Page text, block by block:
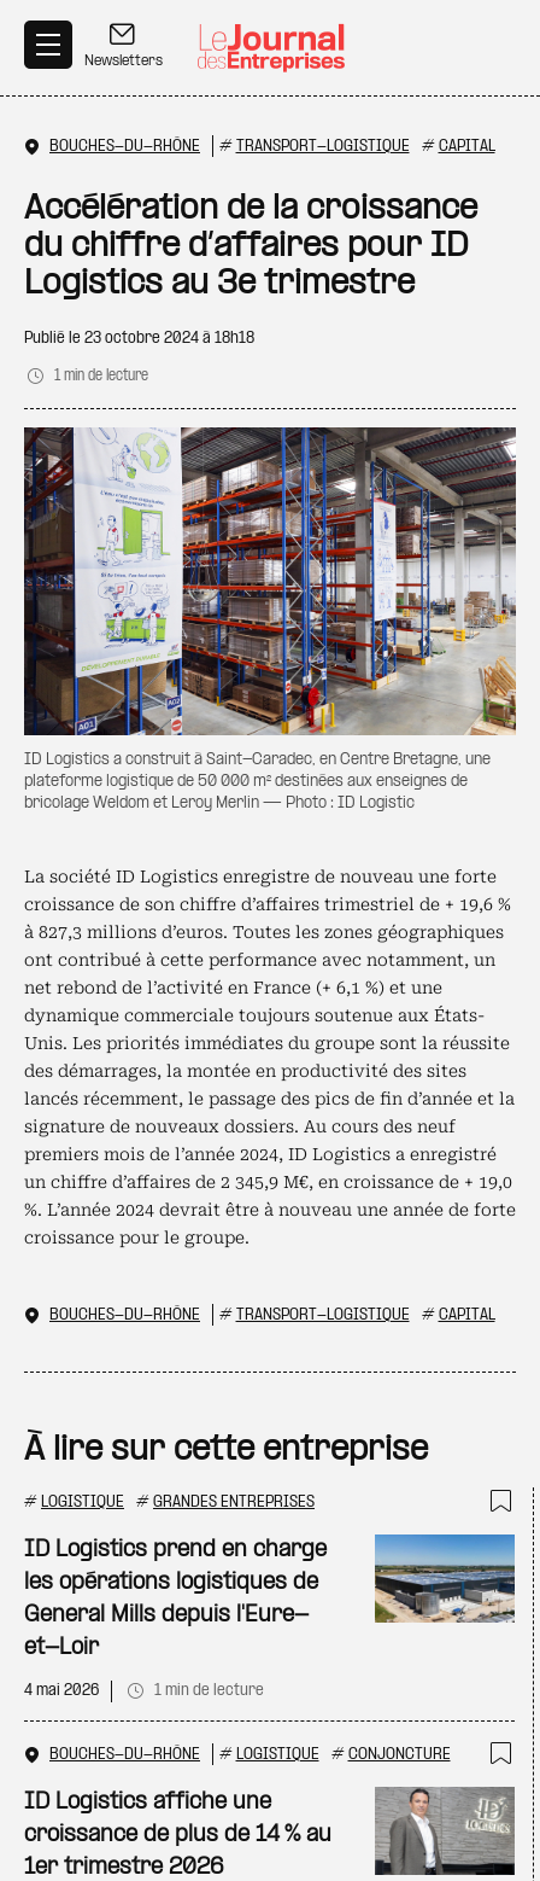
Newsletters
BOUCHES-DU-RHÔNE # TRANSPORT-LOGISTIQUE # CAPITAL
Accélération de la croissance
du chiffre d’affaires pour ID
Logistics au 3e trimestre
Publié le 23 octobre 2024 à 18h18
1 min de lecture
ID Logistics a construit à Saint-Caradec, en Centre Bretagne, une
plateforme logistique de 50 000 m² destinées aux enseignes de
bricolage Weldom et Leroy Merlin — Photo : ID Logistic
La société ID Logistics enregistre de nouveau une forte
croissance de son chiffre d’affaires trimestriel de + 19,6 %
à 827,3 millions d’euros. Toutes les zones géographiques
ont contribué à cette performance avec notamment, un
net rebond de l’activité en France (+ 6,1 %) et une
dynamique commerciale toujours soutenue aux États-
Unis. Les priorités immédiates du groupe sont la réussite
des démarrages, la montée en productivité des sites
lancés récemment, le passage des pics de fin d’année et la
signature de nouveaux dossiers. Au cours des neuf
premiers mois de l’année 2024, ID Logistics a enregistré
un chiffre d’affaires de 2 345,9 M€, en croissance de + 19,0
%. L’année 2024 devrait être à nouveau une année de forte
croissance pour le groupe.
BOUCHES-DU-RHÔNE # TRANSPORT-LOGISTIQUE # CAPITAL
À lire sur cette entreprise
# LOGISTIQUE # GRANDES ENTREPRISES
ID Logistics prend en charge
les opérations logistiques de
General Mills depuis l'Eure-
et-Loir
4 mai 2026 1 min de lecture
BOUCHES-DU-RHÔNE # LOGISTIQUE # CONJONCTURE
ID Logistics affiche une
croissance de plus de 14 % au
1er trimestre 2026